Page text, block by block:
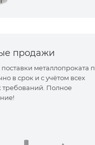
продажи
металлопроката
в срок и с учётом всех
требований. Полное